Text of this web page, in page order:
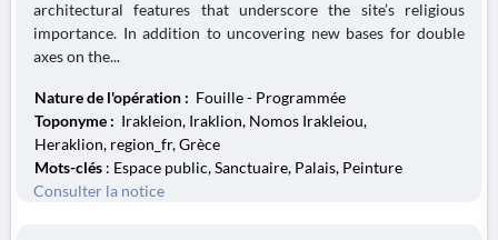
architectural features that underscore the site’s religious
importance. In addition to uncovering new bases for double
axes on the...
Nature de l'opération : Fouille - Programmée
Toponyme : Irakleion, Iraklion, Nomos Irakleiou,
Heraklion, region_fr, Grèce
Mots-clés : Espace public, Sanctuaire, Palais, Peinture
Consulter la notice